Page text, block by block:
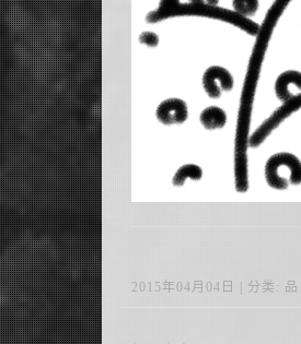
2015年04月04日 | 分类: